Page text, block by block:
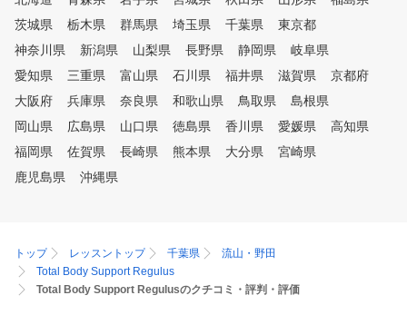
茨城県
栃木県 群馬県 埼玉県 千葉県
東京都
神奈川県
新潟県 山梨県 長野県 静岡県
岐阜県
愛知県
三重県 富山県 石川県 福井県 滋賀県
京都府
大阪府
兵庫県 奈良県 和歌山県 鳥取県
島根県
岡山県
広島県 山口県 徳島県 香川県 愛媛県
高知県
福岡県
佐賀県 長崎県 熊本県 大分県
宮崎県
鹿児島県
沖縄県
トップ レッスントップ 千葉県
流山・野田
Total Body Support Regulus
Total Body Support Regulusのクチコミ・評判・評価